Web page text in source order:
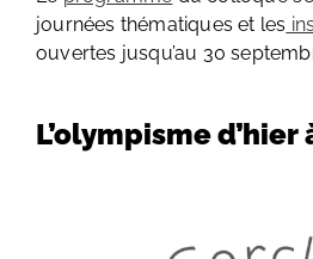
journées thématiques et les
ouvertes jusqu’au 30
L’olympisme d’hier